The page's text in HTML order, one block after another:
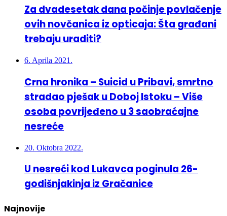
12. Decembra 2024.
Za dvadesetak dana počinje povlačenje
ovih novčanica iz opticaja: Šta građani
trebaju uraditi?
6. Aprila 2021.
Crna hronika – Suicid u Pribavi, smrtno
stradao pješak u Doboj Istoku – Više
osoba povrijeđeno u 3 saobraćajne
nesreće
20. Oktobra 2022.
U nesreći kod Lukavca poginula 26-